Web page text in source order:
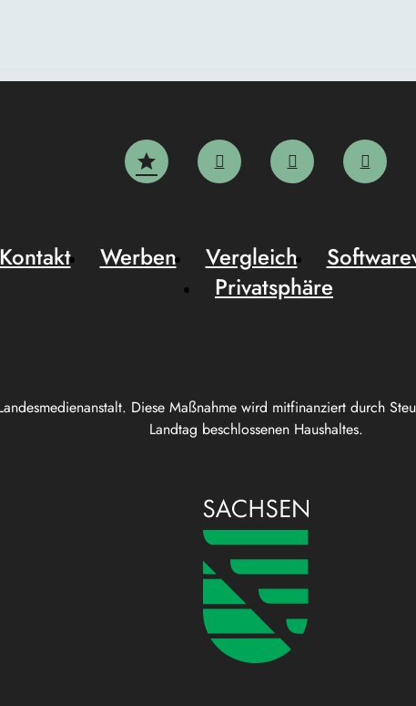
Diese Maßnahme wird mitfinanziert durch
Landtag beschlossenen Haushaltes.
Kontakt Werben Vergleich
Privatsphäre